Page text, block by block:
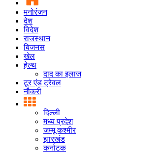
मनोरंजन
देश
विदेश
राजस्थान
बिजनस
खेल
हेल्थ
दाद का इलाज
टूर एंड ट्रेवल
नौकरी
दिल्ली
मध्य प्रदेश
जम्मू कश्मीर
झारखंड
कर्नाटक